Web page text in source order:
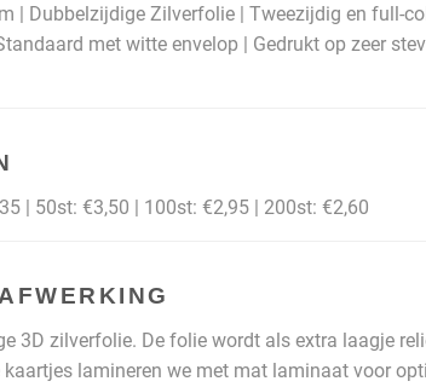
| Dubbelzijdige Zilverfolie | Tweezijdig en full-
met witte envelop | Gedrukt op zeer
| 50st: €3,50 | 100st: €2,95 | 200st: €2,60
3D zilverfolie. De folie wordt als extra laagje
kaartjes lamineren we met mat laminaat voor